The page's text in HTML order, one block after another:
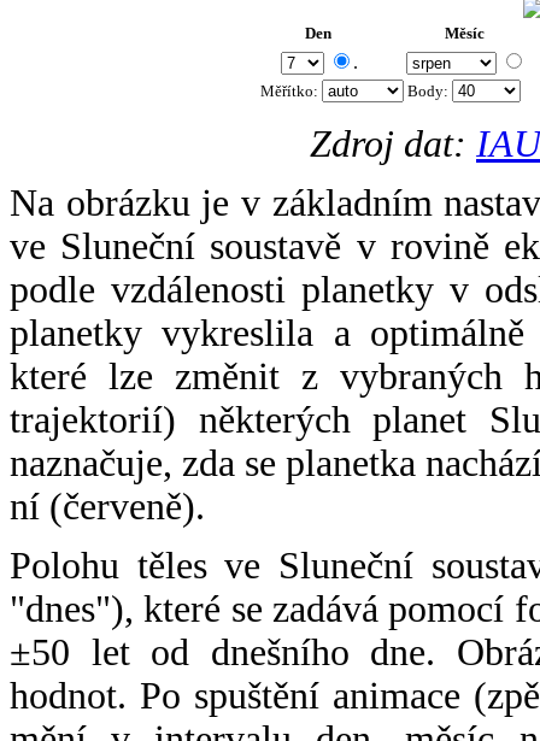
Den Měsíc
.
Měřítko: Body:
Zdroj dat:
Na obrázku je v základním
ve Sluneční soustavě v rovině
podle vzdálenosti planetky v
planetky vykreslila a
které lze změnit z vybraných
trajektorií) některých planet
naznačuje, zda se planetka
ní (červeně).
Polohu těles ve Sluneční
"dnes"), které se zadává pomocí
±50 let od dnešního dne.
hodnot. Po spuštění animace